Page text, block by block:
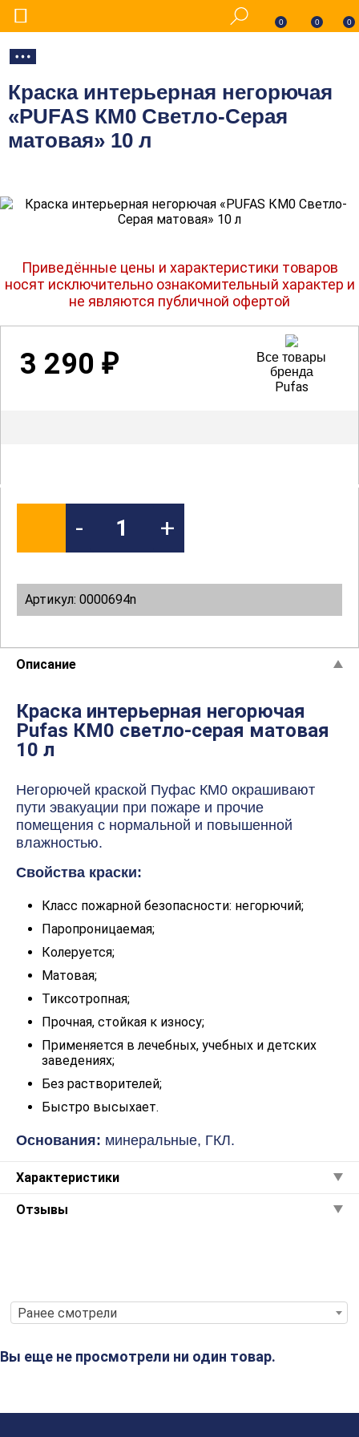
0 0 0
Краска интерьерная негорючая
«PUFAS КМ0 Светло-Серая
матовая» 10 л
Приведённые цены и характеристики товаров
носят исключительно ознакомительный характер и
не являются публичной офертой
3 290₽
Все товары
бренда
Pufas
- +
Артикул: 0000694n
Описание
Краска интерьерная негорючая
Pufas КМ0 светло-серая матовая
10 л
Негорючей краской Пуфас КМ0 окрашивают
пути эвакуации при пожаре и прочие
помещения с нормальной и повышенной
влажностью.
Свойства краски:
Класс пожарной безопасности: негорючий;
Паропроницаемая;
Колеруется;
Матовая;
Тиксотропная;
Прочная, стойкая к износу;
Применяется в лечебных, учебных и детских
заведениях;
Без растворителей;
Быстро высыхает.
Основания: минеральные, ГКЛ.
Характеристики
Отзывы
Ранее смотрели
Вы еще не просмотрели ни один товар.